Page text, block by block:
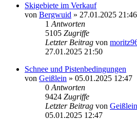
Skigebiete im Verkauf
von Bergwuid » 27.01.2025 21:46
1 Antworten
5105 Zugriffe
Letzter Beitrag von
27.01.2025 21:50
Schnee und Pistenbedingungen
von Geißlein » 05.01.2025 12:47
0 Antworten
9424 Zugriffe
Letzter Beitrag von Geißlein
05.01.2025 12:47